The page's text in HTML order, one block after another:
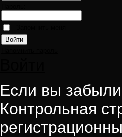
Если вы
Контрольная